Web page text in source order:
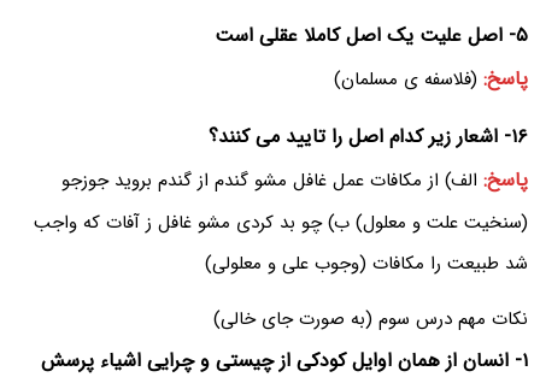
۵- اصل علیت یک اصل کاملا عقلی است
پاسخ: (فلاسفه ی مسلمان)
۱۶- اشعار زیر کدام اصل را تایید می کنند؟
پاسخ: الف) از مکافات عمل غافل مشو گندم از گندم بروید جوزجو
(سنخیت علت و معلول) ب) چو بد کردی مشو غافل ز آفات که واجب
شد طبیعت را مکافات (وجوب على و معلولی)
نکات مهم درس سوم (به صورت جای خالی)
۱- انسان از همان اوایل کودکی از چیستی و چرایی اشیاء پرسش